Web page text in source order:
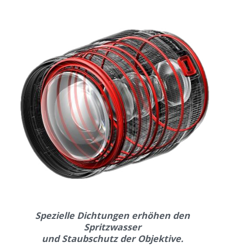
Spezielle Dichtungen erhöhen den
Spritzwasser
und Staubschutz der Objektive.